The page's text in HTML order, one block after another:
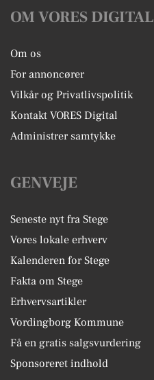
OM VORES DIGITAL
Om os
For annoncører
Vilkår og Privatlivspolitik
Kontakt VORES Digital
Administrer samtykke
GENVEJE
Seneste nyt fra Stege
Vores lokale erhverv
Kalenderen for Stege
Fakta om Stege
Erhvervsartikler
Vordingborg Kommune
Få en gratis salgsvurdering
Sponsoreret indhold